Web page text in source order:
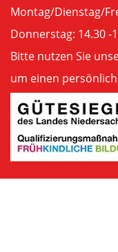
Montag/Dienstag/
Donnerstag: 14.30 -
Bitte nutzen Sie
um einen